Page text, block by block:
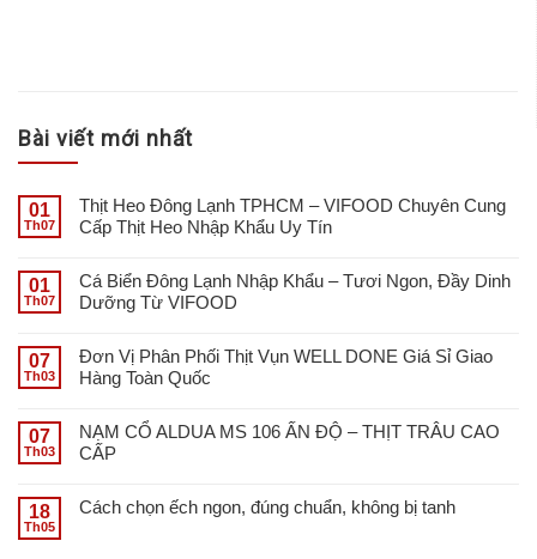
Bài viết mới nhất
01
Th07
Thịt Heo Đông Lạnh TPHCM – VIFOOD Chuyên Cung
Cấp Thịt Heo Nhập Khẩu Uy Tín
01
Th07
Cá Biển Đông Lạnh Nhập Khẩu – Tươi Ngon, Đầy Dinh
Dưỡng Từ VIFOOD
07
Th03
Đơn Vị Phân Phối Thịt Vụn WELL DONE Giá Sỉ Giao
Hàng Toàn Quốc
07
Th03
NẠM CỔ ALDUA MS 106 ẤN ĐỘ – THỊT TRÂU CAO
CẤP
18
Th05
Cách chọn ếch ngon, đúng chuẩn, không bị tanh